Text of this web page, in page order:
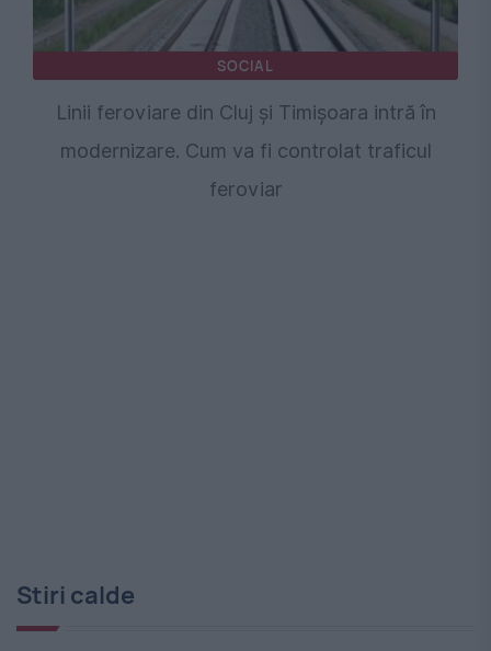
SOCIAL
Linii feroviare din Cluj și Timișoara intră în
modernizare. Cum va fi controlat traficul
feroviar
Stiri calde